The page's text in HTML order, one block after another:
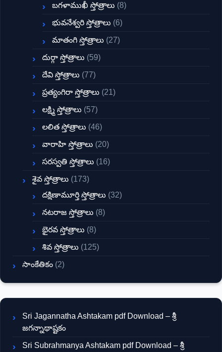
బగళాముఖీ స్తోత్రాలు (8)
భువనేశ్వరి స్తోత్రాలు (6)
మాతంగి స్తోత్రాలు (27)
దుర్గా స్తోత్రాలు (59)
దేవి స్తోత్రాలు (77)
ప్రత్యంగిరా స్తోత్రాలు (21)
లక్ష్మి స్తోత్రాలు (57)
లలిత స్తోత్రాలు (46)
వారాహి స్తోత్రాలు (20)
సరస్వతి స్తోత్రాలు (16)
శైవ స్తోత్రాలు (173)
దక్షిణామూర్తి స్తోత్రాలు (32)
నటరాజ స్తోత్రాలు (8)
భైరవ స్తోత్రాలు (8)
శివ స్తోత్రాలు (125)
సాంకేతికం (2)
Sri Jagannatha Ashtakam pdf Download – శ్రీ
జగన్నాథాష్టకం
Sri Subrahmanya Ashtakam pdf Download – శ్రీ